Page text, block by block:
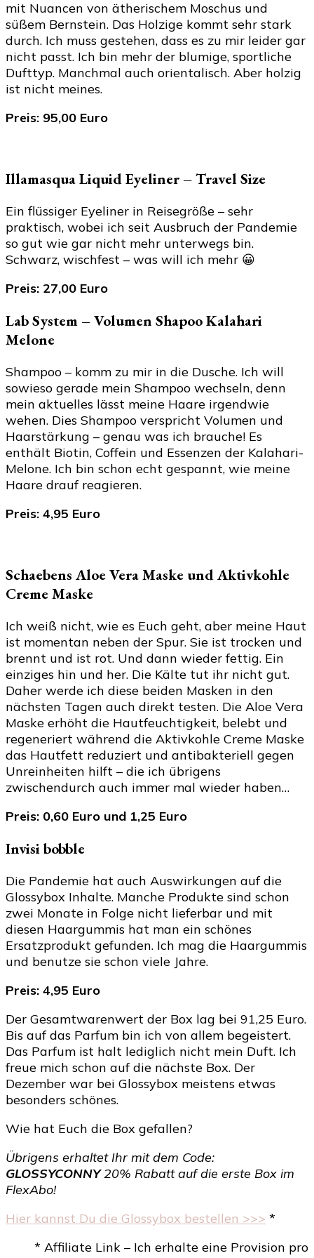
mit Nuancen von ätherischem Moschus und
süßem Bernstein. Das Holzige kommt sehr stark
durch. Ich muss gestehen, dass es zu mir leider gar
nicht passt. Ich bin mehr der blumige, sportliche
Dufttyp. Manchmal auch orientalisch. Aber holzig
ist nicht meines.
Preis: 95,00 Euro
Illamasqua Liquid Eyeliner – Travel Size
Ein flüssiger Eyeliner in Reisegröße – sehr
praktisch, wobei ich seit Ausbruch der Pandemie
so gut wie gar nicht mehr unterwegs bin.
Schwarz, wischfest – was will ich mehr 😀
Preis: 27,00 Euro
Lab System – Volumen Shapoo Kalahari
Melone
Shampoo – komm zu mir in die Dusche. Ich will
sowieso gerade mein Shampoo wechseln, denn
mein aktuelles lässt meine Haare irgendwie
wehen. Dies Shampoo verspricht Volumen und
Haarstärkung – genau was ich brauche! Es
enthält Biotin, Coffein und Essenzen der Kalahari-
Melone. Ich bin schon echt gespannt, wie meine
Haare drauf reagieren.
Preis: 4,95 Euro
Schaebens Aloe Vera Maske und Aktivkohle
Creme Maske
Ich weiß nicht, wie es Euch geht, aber meine Haut
ist momentan neben der Spur. Sie ist trocken und
brennt und ist rot. Und dann wieder fettig. Ein
einziges hin und her. Die Kälte tut ihr nicht gut.
Daher werde ich diese beiden Masken in den
nächsten Tagen auch direkt testen. Die Aloe Vera
Maske erhöht die Hautfeuchtigkeit, belebt und
regeneriert während die Aktivkohle Creme Maske
das Hautfett reduziert und antibakteriell gegen
Unreinheiten hilft – die ich übrigens
zwischendurch auch immer mal wieder haben…
Preis: 0,60 Euro und 1,25 Euro
Invisi bobble
Die Pandemie hat auch Auswirkungen auf die
Glossybox Inhalte. Manche Produkte sind schon
zwei Monate in Folge nicht lieferbar und mit
diesen Haargummis hat man ein schönes
Ersatzprodukt gefunden. Ich mag die Haargummis
und benutze sie schon viele Jahre.
Preis: 4,95 Euro
Der Gesamtwarenwert der Box lag bei 91,25 Euro.
Bis auf das Parfum bin ich von allem begeistert.
Das Parfum ist halt lediglich nicht mein Duft. Ich
freue mich schon auf die nächste Box. Der
Dezember war bei Glossybox meistens etwas
besonders schönes.
Wie hat Euch die Box gefallen?
Übrigens erhaltet Ihr mit dem Code:
GLOSSYCONNY20% Rabatt auf die erste Box im
FlexAbo!
Hier kannst Du die Glossybox bestellen >>> *
* Affiliate Link – Ich erhalte eine Provision pro